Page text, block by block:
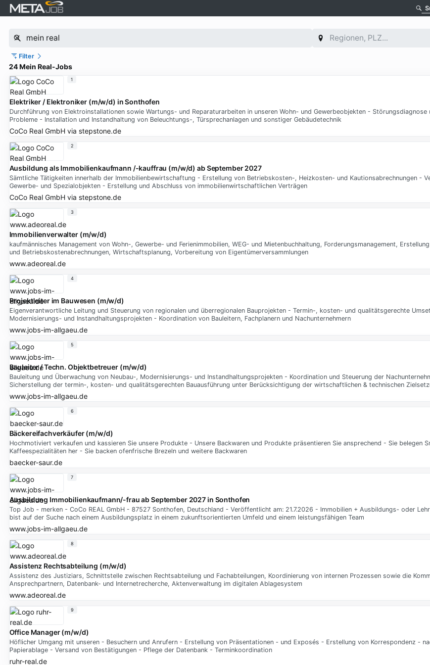
Filter
24 Mein Real-Jobs
Elektriker / Elektroniker (m/w/d) in Sonthofen
Durchführung von Elektroinstallationen sowie Wartungs- und Reparaturarbeiten in unseren Wohn- und Gewerbeobjekten - Störungsdiagnose
Probleme - Installation und Instandhaltung von Beleuchtungs-, Türsprechanlagen und sonstiger Gebäudetechnik
CoCo Real GmbHvia stepstone.de
1
Ausbildung als Immobilienkaufmann /-kauffrau (m/w/d) ab September 2027
Sämtliche Tätigkeiten innerhalb der Immobilienbewirtschaftung - Erstellung von Betriebskosten-, Heizkosten- und Kautionsabrechnungen -
Gewerbe- und Spezialobjekten - Erstellung und Abschluss von immobilienwirtschaftlichen Verträgen
CoCo Real GmbHvia stepstone.de
2
Immobilienverwalter (m/w/d)
kaufmännisches Management von Wohn-, Gewerbe- und Ferienimmobilien, WEG- und Mietenbuchhaltung, Forderungsmanagement,
und Betriebskostenabrechnungen, Wirtschaftsplanung, Vorbereitung von Eigentümerversammlungen
www.adeoreal.de
3
Projektleiter im Bauwesen (m/w/d)
Eigenverantwortliche Leitung und Steuerung von regionalen und überregionalen Bauprojekten - Termin-, kosten- und qualitätsgerechte
Modernisierungs- und Instandhaltungsprojekten - Koordination von Bauleitern, Fachplanern und Nachunternehmern
www.jobs-im-allgaeu.de
4
Bauleiter / Techn. Objektbetreuer (m/w/d)
Bauleitung und Überwachung von Neubau-, Modernisierungs- und Instandhaltungsprojekten - Koordination und Steuerung der
Sicherstellung der termin-, kosten- und qualitätsgerechten Bauausführung unter Berücksichtigung der wirtschaftlichen & technischen
www.jobs-im-allgaeu.de
5
Bäckereifachverkäufer (m/w/d)
Hochmotiviert verkaufen und kassieren Sie unsere Produkte - Unsere Backwaren und Produkte präsentieren Sie ansprechend - Sie belegen
Kaffeespezialitäten her - Sie backen ofenfrische Brezeln und weitere Backwaren
baecker-saur.de
6
Ausbildung Immobilienkaufmann/-frau ab September 2027 in Sonthofen
Top Job - merken - CoCo REAL GmbH - 87527 Sonthofen, Deutschland - Veröffentlicht am: 21.7.2026 - Immobilien + Ausbildungs- oder
bist auf der Suche nach einem Ausbildungsplatz in einem zukunftsorientierten Umfeld und einem leistungsfähigen Team
www.jobs-im-allgaeu.de
7
Assistenz Rechtsabteilung (m/w/d)
Assistenz des Justiziars, Schnittstelle zwischen Rechtsabteilung und Fachabteilungen, Koordinierung von internen Prozessen sowie die
Ansprechpartnern, Datenbank- und Internetrecherche, Aktenverwaltung im digitalen Ablagesystem
www.adeoreal.de
8
Office Manager (m/w/d)
Höflicher Umgang mit unseren - Besuchern und Anrufern - Erstellung von Präsentationen - und Exposés - Erstellung von Korrespondenz -
Papierablage - Versand von Bestätigungen - Pflege der Datenbank - Terminkoordination
ruhr-real.de
9